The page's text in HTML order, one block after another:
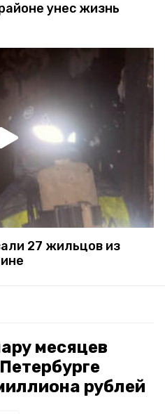
унес жизнь
27 жильцов из
месяцев
рублей